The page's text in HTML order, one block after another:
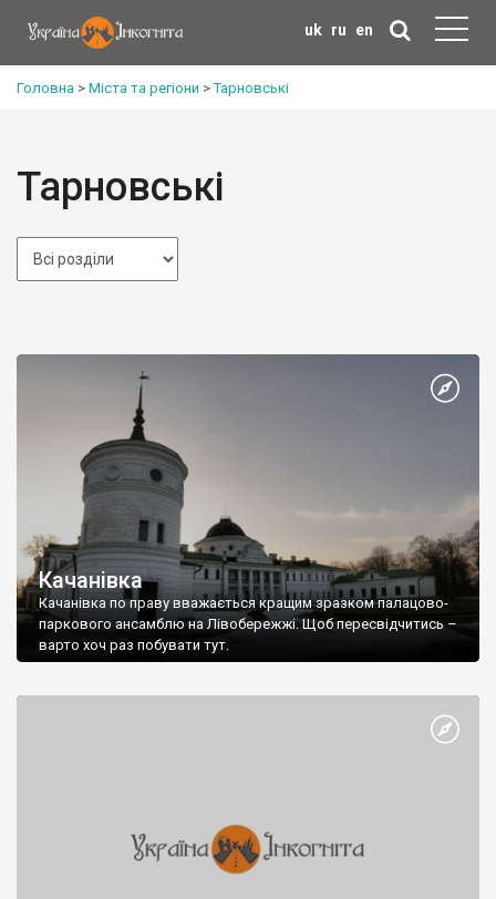
uk ru en
Головна > Міста та регіони >Тарновські
Тарновські
Качанівка
Качанівка по праву вважається кращим зразком палацово-
паркового ансамблю на Лівобережжі. Щоб пересвідчитись –
варто хоч раз побувати тут.